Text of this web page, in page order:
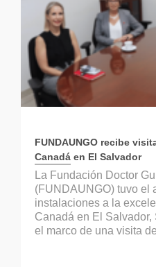
FUNDAUNGO recibe
Canadá en El Salvador
La Fundación Doctor
(FUNDAUNGO) tuvo el
instalaciones a la
Canadá en El
el marco de una visita